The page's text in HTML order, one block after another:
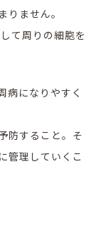
ません。
て周りの細胞を
病になりやすく
防すること。そ
管理していくこ